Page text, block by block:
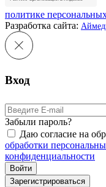
политике
Разработка сайта:
Вход
Забыли пароль?
Даю согласие на
обработки
конфиденциальности
Войти
Зарегистрироваться